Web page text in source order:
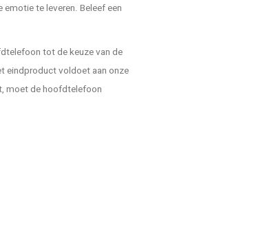
te leveren. Beleef een
tot de keuze van de
eindproduct voldoet aan onze
moet de hoofdtelefoon